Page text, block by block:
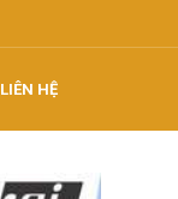
LIÊN HỆ